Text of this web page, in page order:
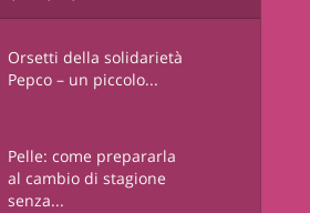
Orsetti della solidarietà
Pepco – un piccolo...
Pelle: come prepararla
al cambio di stagione
senza...